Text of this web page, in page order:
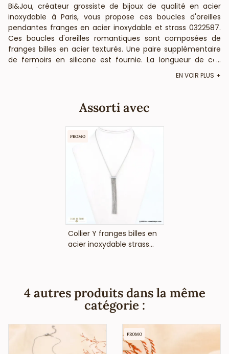
Bi&Jou, créateur grossiste de bijoux de qualité en acier
inoxydable à Paris, vous propose ces boucles d'oreilles
pendantes franges en acier inoxydable et strass 0322587.
Ces boucles d'oreilles romantiques sont composées de
franges billes en acier texturés. Une paire supplémentaire
de fermoirs en silicone est fournie. La longueur de ces
bijoux d'oreilles est de 10,2cm de long pour un maximum
de 1,2cm de large. Votre fournisseur en bijoux acier de
à Paris vous informe que ces boucles d'oreilles en acier
bohème-chic ne contiennent pas de nickel, plomb ni
françaises et européennes).
...
EN VOIR PLUS
Assorti avec
VOIR LE PRIX
Collier Y franges billes en
acier inoxydable strass...
PROMO
4 autres produits dans la même
catégorie :
PROMO